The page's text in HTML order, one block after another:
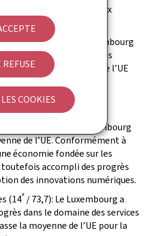
REFUSE
COOKIES
les indicateurs relatifs aux
(12 / 58,9): Le Luxembourg
l’utilisation des
dessus de la moyenne de l’UE
numérique (19e
numérique par les
dans lequel le Luxembourg
de l’UE. Conformément à
économie fondée sur les
accompli des progrès
des innovations numériques.
(14e / 73,7): Le Luxembourg a
dans le domaine des services
la moyenne de l’UE pour la